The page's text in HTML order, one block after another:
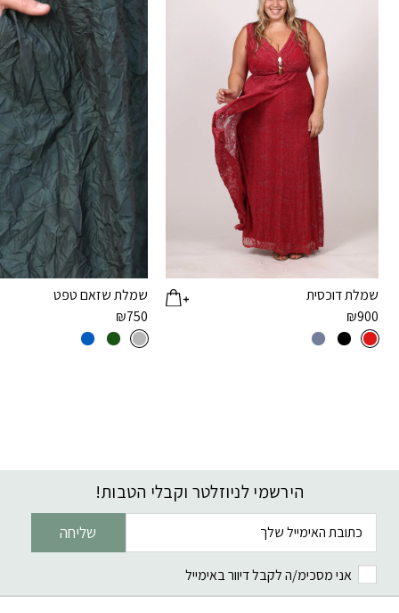
שמלת דוכסית
₪900
שמלת שזאם טפט
₪750
הירשמי לניוזלטר וקבלי הטבות!
שליחה
אני מסכימ/ה לקבל דיוור באימייל